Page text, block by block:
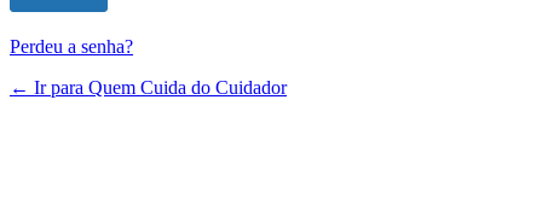
Perdeu a senha?
← Ir para Quem Cuida do Cuidador